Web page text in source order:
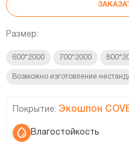
Размер:
600*2000 700*2000
Возможно изготовление
Покрытие: Экошпон
Влагостойкость